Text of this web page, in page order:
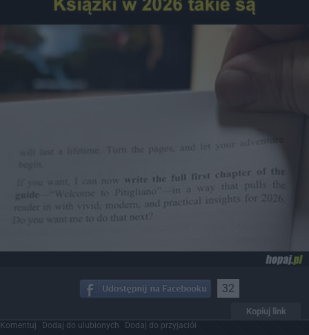
32
Kopiuj link
Komentuj Dodaj do ulubionych Dodaj do przyjaciół